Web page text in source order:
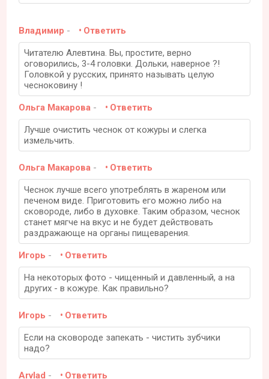
Владимир - Ответить
Читателю Алевтина. Вы, простите, верно
оговорились, 3-4 головки. Дольки, наверное ?!
Головкой у русских, принято называть целую
чесноковину !
Ольга Макарова - Ответить
Лучше очистить чеснок от кожуры и слегка
измельчить.
Ольга Макарова - Ответить
Чеснок лучше всего употреблять в жареном или
печеном виде. Приготовить его можно либо на
сковороде, либо в духовке. Таким образом, чеснок
станет мягче на вкус и не будет действовать
раздражающе на органы пищеварения.
Игорь - Ответить
На некоторых фото - чищенный и давленный, а на
других - в кожуре. Как правильно?
Игорь - Ответить
Если на сковороде запекать - чистить зубчики
надо?
Arvlad - Ответить